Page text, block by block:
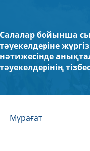
Салалар бойынша
тәуекелдеріне
нәтижесінде
тәуекелдерінің
Мұрағат